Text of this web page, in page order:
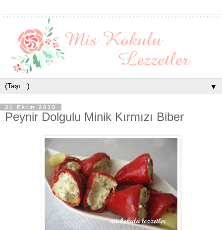
▼
31 Ekim 2010
Peynir Dolgulu Minik Kırmızı Biber